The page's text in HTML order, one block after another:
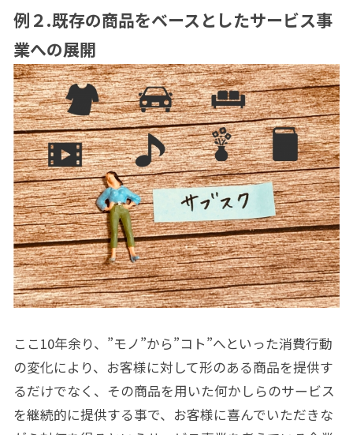
例２.既存の商品をベースとしたサービス事
業への展開
ここ10年余り、”モノ”から”コト”へといった消費行動
の変化により、お客様に対して形のある商品を提供す
るだけでなく、その商品を用いた何かしらのサービス
を継続的に提供する事で、お客様に喜んでいただきな